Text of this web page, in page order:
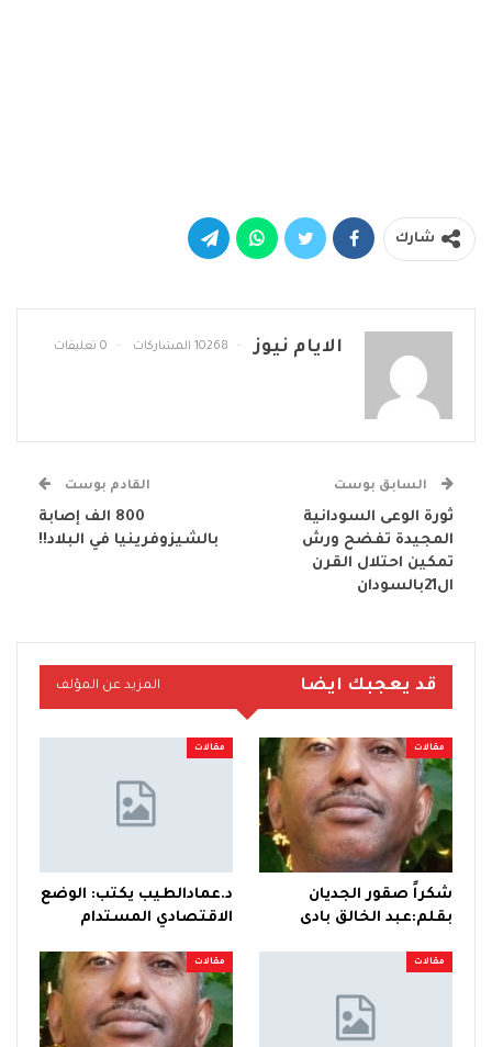
شارك
الايام نيوز 10268 المشاركات 0 تعليقات
السابق بوست
ثورة الوعى السودانية
المجيدة تفضح ورش
تمكين احتلال القرن
ال21بالسودان
القادم بوست
800 الف إصابة
بالشيزوفرينيا في البلاد!!
قد يعجبك ايضا المزيد عن المؤلف
مقالات
شكراً صقور الجديان
بقلم:عبد الخالق بادى
مقالات
د.عمادالطيب يكتب: الوضع
الاقتصادي المستدام
مقالات مقالات